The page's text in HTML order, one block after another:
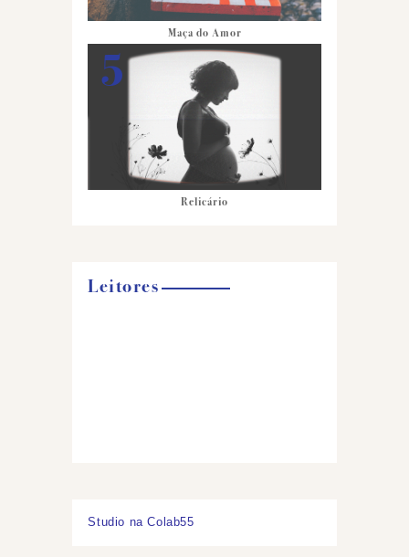
Maça do Amor
Relicário
Leitores
Studio na Colab55